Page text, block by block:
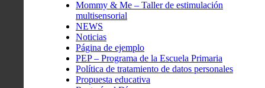
Mommy & Me – Taller de estimulación
multisensorial
NEWS
Noticias
Página de ejemplo
PEP – Programa de la Escuela Primaria
Política de tratamiento de datos personales
Propuesta educativa